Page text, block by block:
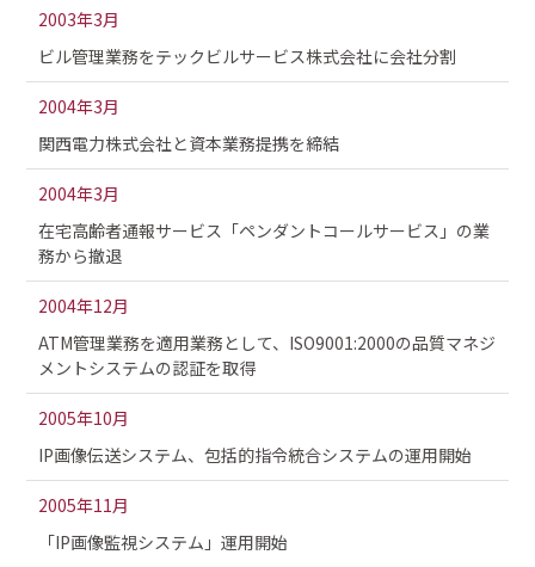
2003年3月
ビル管理業務をテックビルサービス株式会社に会社分割
2004年3月
関西電力株式会社と資本業務提携を締結
2004年3月
在宅高齢者通報サービス「ペンダントコールサービス」の業
務から撤退
2004年12月
ATM管理業務を適用業務として、ISO9001:2000の品質マネジ
メントシステムの認証を取得
2005年10月
IP画像伝送システム、包括的指令統合システムの運用開始
2005年11月
「IP画像監視システム」運用開始